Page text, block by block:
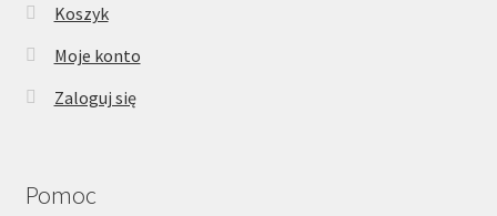
Koszyk
Moje konto
Zaloguj się
Pomoc